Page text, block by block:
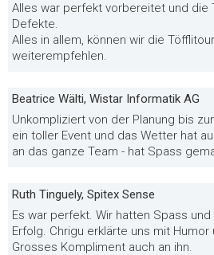
Alles war perfekt vorbereitet und die
Defekte.
Alles in allem, können wir die
weiterempfehlen.
Beatrice Wälti, Wistar Informatik AG
Unkompliziert von der Planung bis
ein toller Event und das Wetter hat
an das ganze Team - hat Spass
Ruth Tinguely, Spitex Sense
Es war perfekt. Wir hatten Spass
Erfolg. Chrigu erklärte uns mit
Grosses Kompliment auch an ihn.